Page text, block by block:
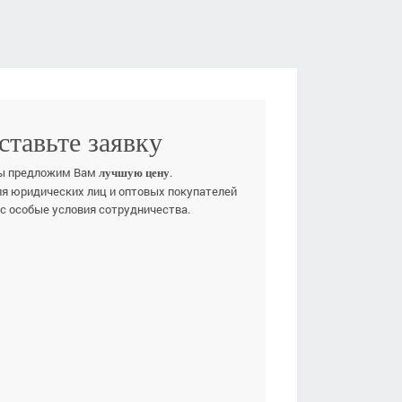
заявку
предложим Вам лучшую цену.
юридических лиц и оптовых покупателей
особые условия сотрудничества.